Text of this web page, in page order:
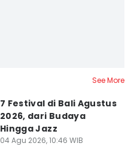
See More
7 Festival di Bali Agustus
2026, dari Budaya
Hingga Jazz
04 Agu 2026, 10:46 WIB